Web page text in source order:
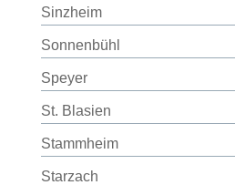
Sinzheim
Sonnenbühl
Speyer
St. Blasien
Stammheim
Starzach